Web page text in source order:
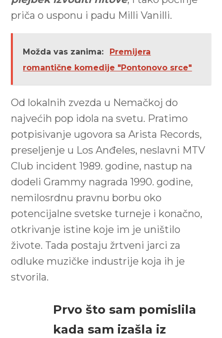
priča o usponu i padu Milli Vanilli.
Možda vas zanima:
Premijera
romantične komedije "Pontonovo srce"
Od lokalnih zvezda u Nemačkoj do
najvećih pop idola na svetu. Pratimo
potpisivanje ugovora sa Arista Records,
preseljenje u Los Anđeles, neslavni MTV
Club incident 1989. godine, nastup na
dodeli Grammy nagrada 1990. godine,
nemilosrdnu pravnu borbu oko
potencijalne svetske turneje i konačno,
otkrivanje istine koje im je uništilo
živote. Tada postaju žrtveni jarci za
odluke muzičke industrije koja ih je
stvorila.
Prvo što sam pomislila
kada sam izašla iz